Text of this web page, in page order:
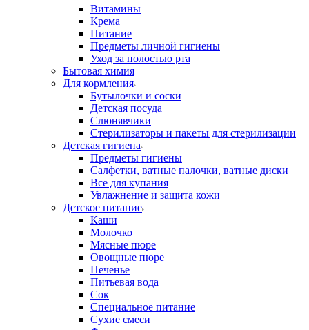
Витамины
Крема
Питание
Предметы личной гигиены
Уход за полостью рта
Бытовая химия
Для кормления
Бутылочки и соски
Детская посуда
Слюнявчики
Стерилизаторы и пакеты для стерилизации
Детская гигиена
Предметы гигиены
Салфетки, ватные палочки, ватные диски
Все для купания
Увлажнение и защита кожи
Детское питание
Каши
Молочко
Мясные пюре
Овощные пюре
Печенье
Питьевая вода
Сок
Специальное питание
Сухие смеси